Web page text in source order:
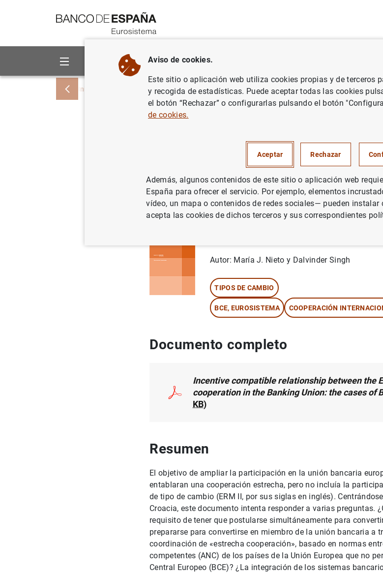
Sobre el Banco Áreas de actuación
Inicio Publicaciones Análisis económico e investigación Documentos Ocasionales
ERM II and close cooperation in
Union: the cases of Bulgaria
08/07/2021
Autor: María J. Nieto y Dalvinder Singh
TIPOS DE CAMBIO
BCE, EUROSISTEMA COOPERACIÓN
Documento completo
Incentive compatible relationship between the
cooperation in the Banking Union: the cases of
KB)
Resumen
El objetivo de ampliar la participación en la unión bancaria
entablaran una cooperación estrecha, pero no incluía la
de tipo de cambio (ERM II, por sus siglas en inglés).
Croacia, este documento intenta responder a varias preguntas.
requisito de tener que postularse simultáneamente para
prepararse para convertirse en miembro de la unión bancaria a
coordinación de «estrecha cooperación», basado en normas
competentes (ANC) de los países de la Unión Europea que no
Central Europeo (BCE)? ¿La integración de los sistemas
Aviso de cookies.
Este sitio o aplicación web utiliza cookies propias y de terceros
y recogida de estadísticas. Puede aceptar todas las cookies
el botón “Rechazar” o configurarlas pulsando el botón
de cookies.
Aceptar Rechazar
Además, algunos contenidos de este sitio o aplicación web
España para ofrecer el servicio. Por ejemplo, elementos
vídeo, un mapa o contenidos de redes sociales— pueden
acepta las cookies de dichos terceros y sus correspondientes